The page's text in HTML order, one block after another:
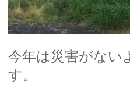
今年は災害がない
す。